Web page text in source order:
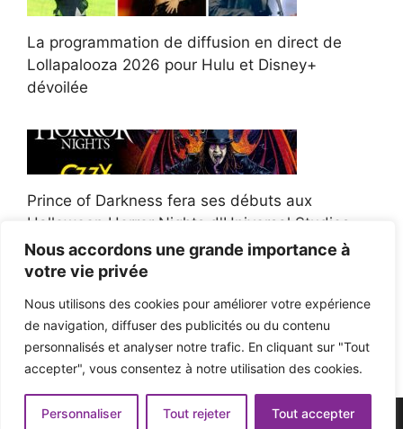
Nous accordons une grande importance à
votre vie privée
Nous utilisons des cookies pour améliorer votre expérience
de navigation, diffuser des publicités ou du contenu
personnalisés et analyser notre trafic. En cliquant sur "Tout
accepter", vous consentez à notre utilisation des cookies.
Personnaliser Tout rejeter Tout accepter
La programmation de diffusion en direct de
Lollapalooza 2026 pour Hulu et Disney+
dévoilée
Prince of Darkness fera ses débuts aux
Halloween Horror Nights d'Universal Studios
Afroman poursuit un policier de l'Ohio après la
victoire du jury en diffamation
© 2026 - Pop'n Music -